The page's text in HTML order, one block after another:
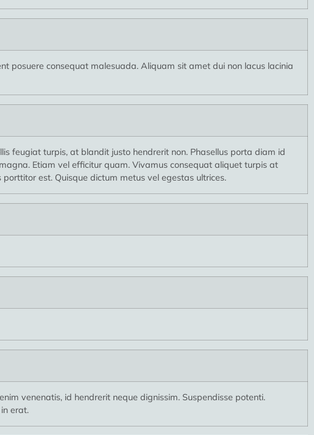
posuere consequat malesuada. Aliquam sit amet dui non lacus lacinia
feugiat turpis, at blandit justo hendrerit non. Phasellus porta diam id
Etiam vel efficitur quam. Vivamus consequat aliquet turpis at
est. Quisque dictum metus vel egestas ultrices.
venenatis, id hendrerit neque dignissim. Suspendisse potenti.
erat.